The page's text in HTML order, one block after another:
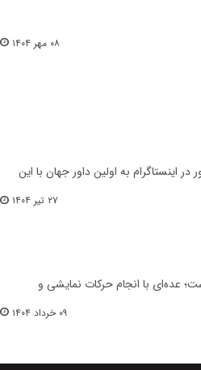
۰۸ مهر ۱۴۰۴
اینستاگرام به اولین داور جهان با این
۲۷ تیر ۱۴۰۴
عده‌ای با انجام حرکات نمایشی و
۰۹ خرداد ۱۴۰۴